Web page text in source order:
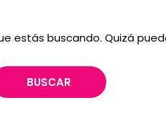
estás buscando. Quizá